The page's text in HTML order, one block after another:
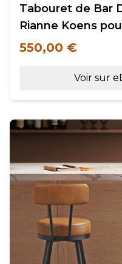
Tabouret de Bar
Rianne Koens
550,00 €
Voir sur